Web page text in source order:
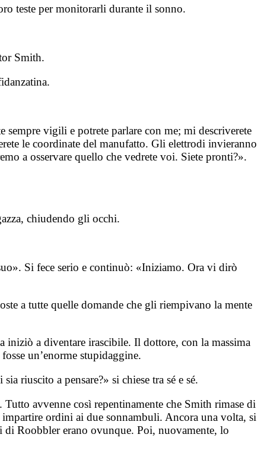
teste per monitorarli durante il sonno.
Smith.
vigili e potrete parlare con me; mi descriverete
le coordinate del manufatto. Gli elettrodi invieranno
a osservare quello che vedrete voi. Siete pronti?».
chiudendo gli occhi.
Si fece serio e continuò: «Iniziamo. Ora vi dirò
a tutte quelle domande che gli riempivano la mente
iniziò a diventare irascibile. Il dottore, con la massima
un’enorme stupidaggine.
riuscito a pensare?» si chiese tra sé e sé.
avvenne così repentinamente che Smith rimase di
ordini ai due sonnambuli. Ancora una volta, si
di Roobbler erano ovunque. Poi, nuovamente, lo